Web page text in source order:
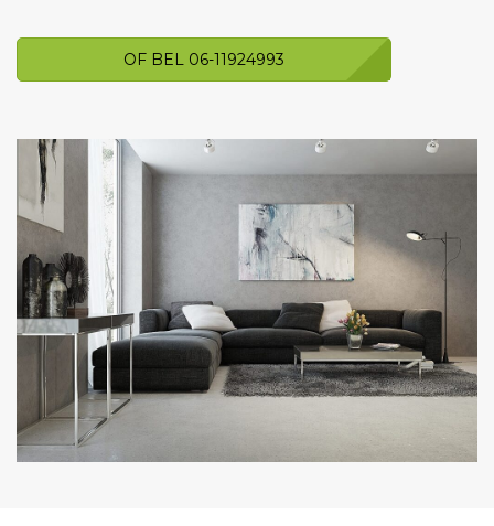
OF BEL 06-11924993